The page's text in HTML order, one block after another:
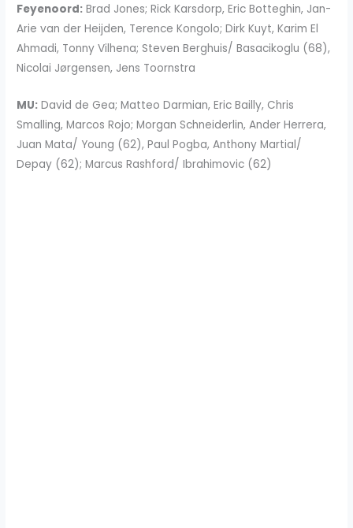
Feyenoord: Brad Jones; Rick Karsdorp, Eric Botteghin, Jan-
Arie van der Heijden, Terence Kongolo; Dirk Kuyt, Karim El
Ahmadi, Tonny Vilhena; Steven Berghuis/ Basacikoglu (68),
Nicolai Jørgensen, Jens Toornstra
MU: David de Gea; Matteo Darmian, Eric Bailly, Chris
Smalling, Marcos Rojo; Morgan Schneiderlin, Ander Herrera,
Juan Mata/ Young (62), Paul Pogba, Anthony Martial/
Depay (62); Marcus Rashford/ Ibrahimovic (62)